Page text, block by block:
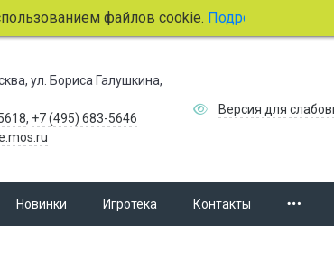
файлов cookie.Подробнее.
ул. Бориса Галушкина,
, +7 (495) 683-5646
Версия для
Новинки Игротека Контакты